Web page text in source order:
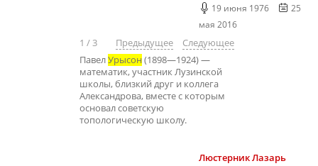
19 июня 1976
25
мая 2016
1 /3 Предыдущее
Следующее
ПавелУрысон (1898—1924) —
математик, участник Лузинской
школы, близкий друг и коллега
Александрова, вместе с которым
основал советскую
топологическую школу.
ЛюстерникЛазарь